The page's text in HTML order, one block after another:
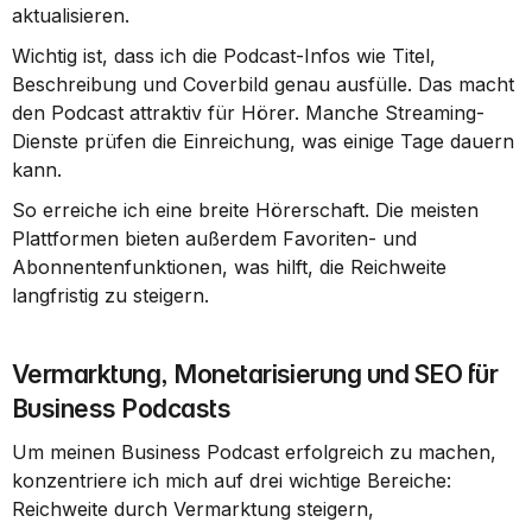
aktualisieren.
Wichtig ist, dass ich die Podcast-Infos wie Titel,
Beschreibung und Coverbild genau ausfülle. Das macht
den Podcast attraktiv für Hörer. Manche Streaming-
Dienste prüfen die Einreichung, was einige Tage dauern
kann.
So erreiche ich eine breite Hörerschaft. Die meisten
Plattformen bieten außerdem Favoriten- und
Abonnentenfunktionen, was hilft, die Reichweite
langfristig zu steigern.
Vermarktung, Monetarisierung und SEO für
Business Podcasts
Um meinen Business Podcast erfolgreich zu machen,
konzentriere ich mich auf drei wichtige Bereiche:
Reichweite durch Vermarktung steigern,